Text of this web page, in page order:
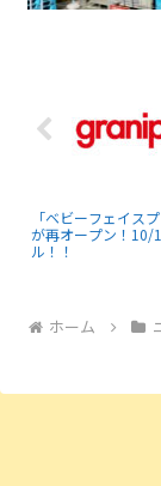
「ベビーフェイス
が再オープン！10/
ル！！
ホーム